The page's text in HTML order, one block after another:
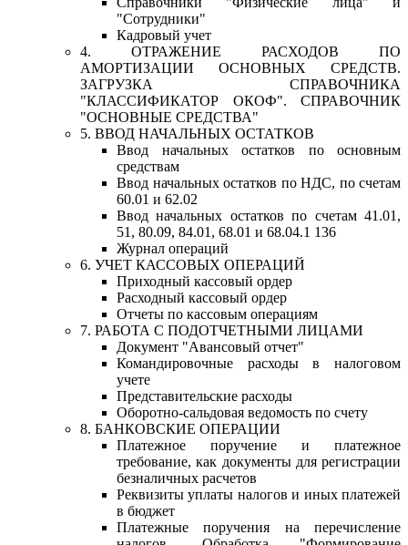
"Сотрудники"
Кадровый учет
4. ОТРАЖЕНИЕ РАСХОДОВ ПО
АМОРТИЗАЦИИ ОСНОВНЫХ СРЕДСТВ.
ЗАГРУЗКА СПРАВОЧНИКА
"КЛАССИФИКАТОР ОКОФ". СПРАВОЧНИК
"ОСНОВНЫЕ СРЕДСТВА"
5. ВВОД НАЧАЛЬНЫХ ОСТАТКОВ
Ввод начальных остатков по основным
средствам
Ввод начальных остатков по НДС, по счетам
60.01 и 62.02
Ввод начальных остатков по счетам 41.01,
51, 80.09, 84.01, 68.01 и 68.04.1 136
Журнал операций
6. УЧЕТ КАССОВЫХ ОПЕРАЦИЙ
Приходный кассовый ордер
Расходный кассовый ордер
Отчеты по кассовым операциям
7. РАБОТА С ПОДОТЧЕТНЫМИ ЛИЦАМИ
Документ "Авансовый отчет"
Командировочные расходы в налоговом
учете
Представительские расходы
Оборотно-сальдовая ведомость по счету
8. БАНКОВСКИЕ ОПЕРАЦИИ
Платежное поручение и платежное
требование, как документы для регистрации
безналичных расчетов
Реквизиты уплаты налогов и иных платежей
в бюджет
Платежные поручения на перечисление